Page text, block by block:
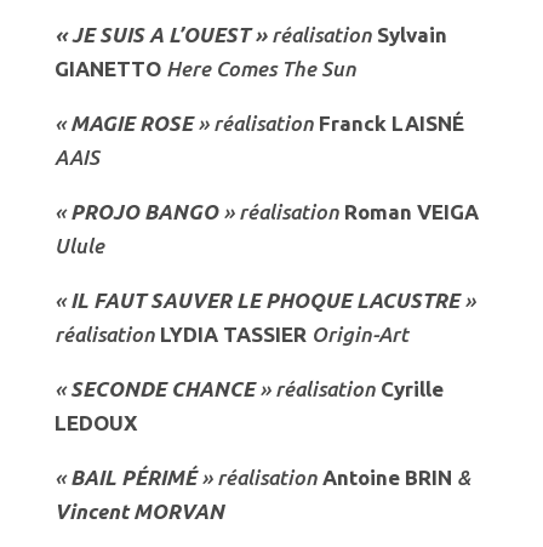
« JE SUIS A L’OUEST»réalisation Sylvain
GIANETTOHere Comes The Sun
«MAGIE ROSE» réalisation Franck LAISNÉ
AAIS
«PROJO BANGO» réalisation Roman VEIGA
Ulule
«IL FAUT SAUVER LE PHOQUE LACUSTRE»
réalisation LYDIA TASSIER Origin-Art
«SECONDE CHANCE» réalisation Cyrille
LEDOUX
«BAIL PÉRIMÉ» réalisation Antoine BRIN &
Vincent MORVAN